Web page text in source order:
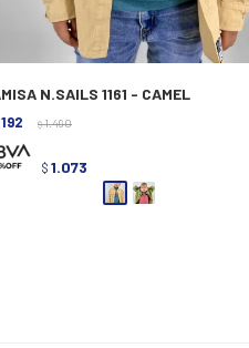
N.SAILS 1161 - CAMEL
$ 1.490
$ 1.073